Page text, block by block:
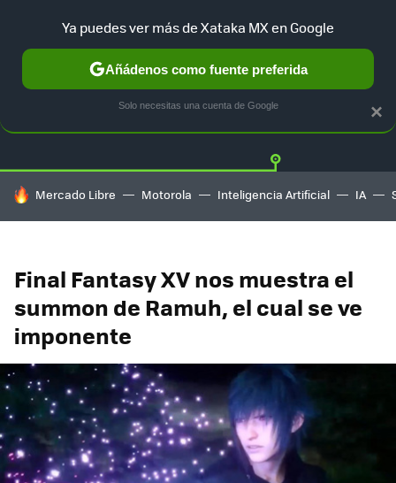
Twitter
HOY SE HABLA DE
Mercado Libre Motorola Inteligencia Artificial IA
Final Fantasy XV nos muestra el
summon de Ramuh, el cual se ve
imponente
×
Ya puedes ver más de Xataka MX en Google
Añádenos como fuente preferida
Solo necesitas una cuenta de Google